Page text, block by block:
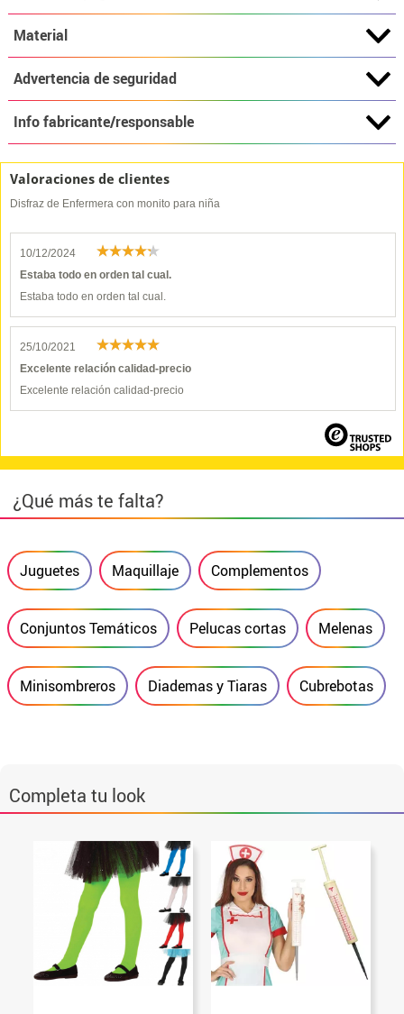
Material
Advertencia de seguridad
Info fabricante/responsable
Valoraciones de clientes
Disfraz de Enfermera con monito para niña
10/12/2024
Estaba todo en orden tal cual.
Estaba todo en orden tal cual.
25/10/2021
Excelente relación calidad-precio
Excelente relación calidad-precio
¿Qué más te falta?
Juguetes Maquillaje Complementos
Conjuntos Temáticos Pelucas cortas Melenas
Minisombreros Diademas y Tiaras Cubrebotas
Completa tu look